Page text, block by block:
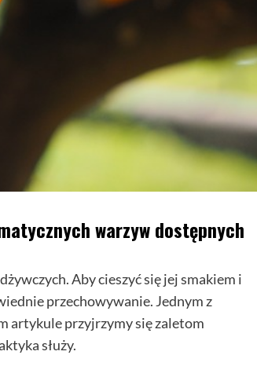
warzyw dostępnych
Aby cieszyć się jej smakiem i
przechowywanie. Jednym z
artykule przyjrzymy się zaletom
służy.
wybrać
salę
na